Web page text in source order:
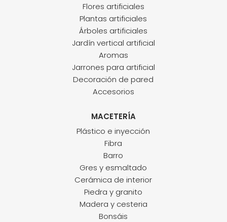
Flores artificiales
Plantas artificiales
Árboles artificiales
Jardín vertical artificial
Aromas
Jarrones para artificial
Decoración de pared
Accesorios
MACETERÍA
Plástico e inyección
Fibra
Barro
Gres y esmaltado
Cerámica de interior
Piedra y granito
Madera y cesteria
Bonsáis